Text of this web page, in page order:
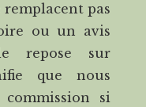
pas
ou un avis
repose sur
que nous
si